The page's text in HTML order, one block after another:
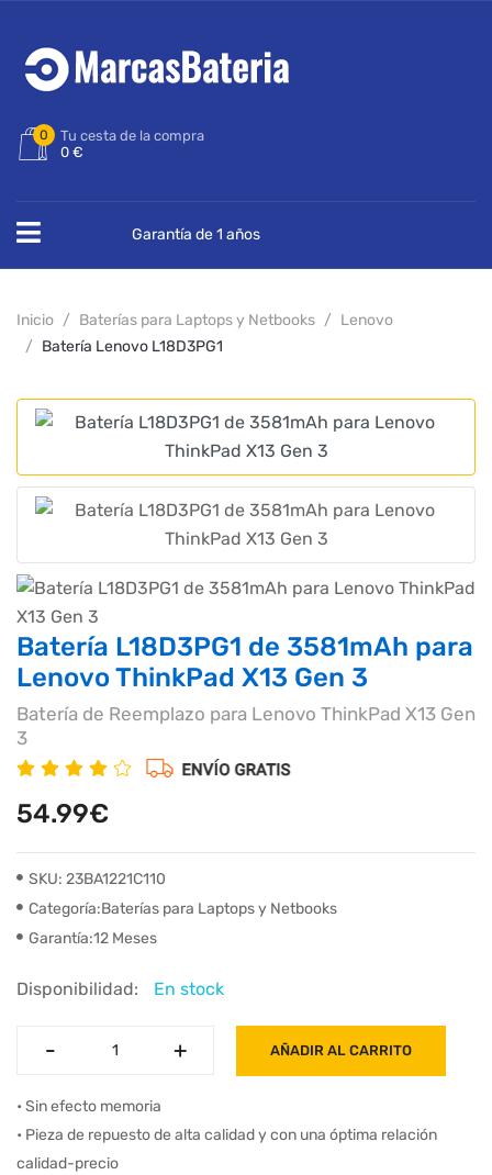
0
Tu cesta de la compra
0 €
Garantía de 1 años
Inicio Baterías para Laptops y Netbooks
Lenovo
Batería Lenovo L18D3PG1
Batería L18D3PG1 de 3581mAh para
Lenovo ThinkPad X13 Gen 3
Batería de Reemplazo para Lenovo ThinkPad X13 Gen
3
54.99€
SKU: 23BA1221C110
Categoría:Baterías para Laptops y Netbooks
Garantía:12 Meses
Disponibilidad: En stock
- +
- + AÑADIR AL CARRITO
• Sin efecto memoria
• Pieza de repuesto de alta calidad y con una óptima relación
calidad-precio